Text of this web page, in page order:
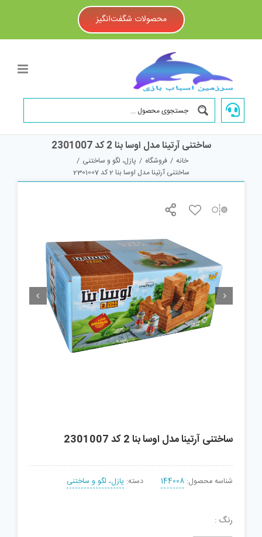
محصولات شگفت‌انگیز
ساختنی آرتینا مدل اوسا بنا 2 کد 2301007
خانه / فروشگاه / پازل، لگو و ساختنی /
ساختنی آرتینا مدل اوسا بنا 2 کد 2301007
 
ساختنی آرتینا مدل اوسا بنا 2 کد 2301007
شناسه محصول: 144008 دسته: پازل، لگو و ساختنی
رنگ